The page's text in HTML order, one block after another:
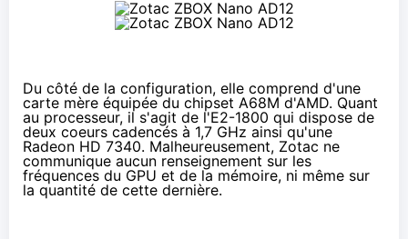
Du côté de la configuration, elle comprend d'une
carte mère équipée du chipset A68M d'AMD. Quant
au processeur, il s'agit de l'E2-1800 qui dispose de
deux coeurs cadencés à 1,7 GHz ainsi qu'une
Radeon HD 7340. Malheureusement, Zotac ne
communique aucun renseignement sur les
fréquences du GPU et de la mémoire, ni même sur
la quantité de cette dernière.